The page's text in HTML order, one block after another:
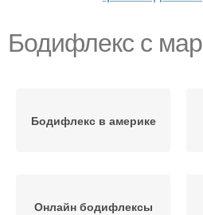
Бодифлекс с
Бодифлекс в америке
Онлайн бодифлексы